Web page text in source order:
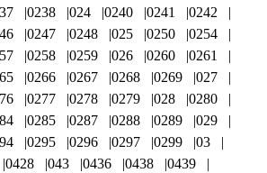
0238 024 0240 0241
0242
0247 0248 025 0250
0254
0258 0259 026 0260
0261
0266 0267 0268 0269
027
0277 0278 0279 028
0280
0285 0287 0288 0289
029
0295 0296 0297 0299
03
0428 043 0436 0438
0439